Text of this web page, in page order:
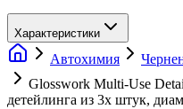
Характеристики
Автохимия
Glosswork Multi-Use
детейлинга из 3х штук,